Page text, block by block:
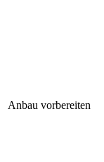
Anbau vorbereiten